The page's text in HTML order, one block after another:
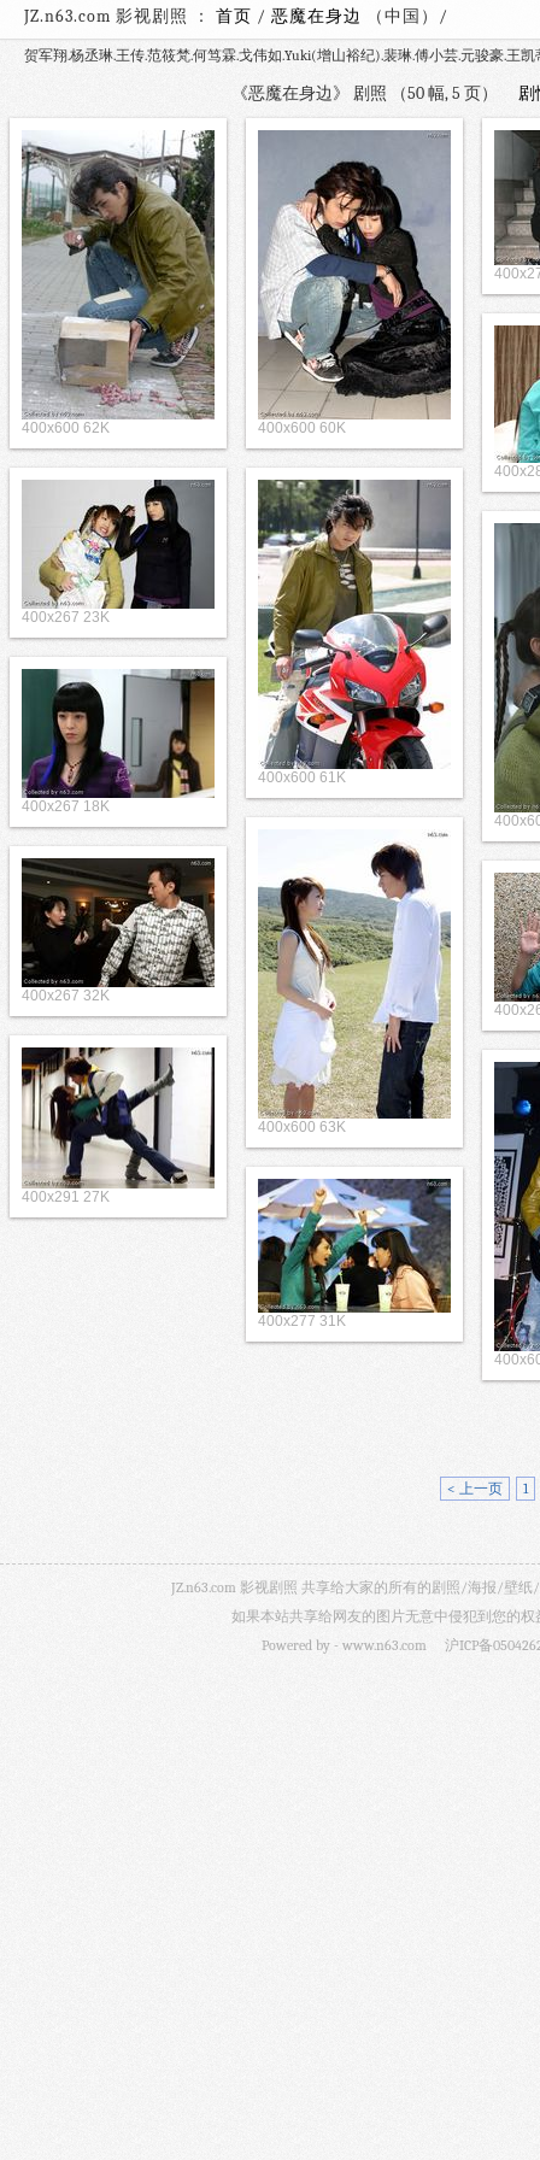
JZ.n63.com 影视剧照 ： 首页 / 恶魔在身边 （中国
贺军翔.杨丞琳.王传.范筱梵.何笃霖.戈伟如.Yuki(增山裕纪).裴琳.傅小芸.元骏豪.王凯
《恶魔在身边》 剧照 （50 幅, 5 页） 剧
400x600 62K 400x600 60K
400x267 23K
400x600 61K
400x267 18K
400x600 63K
400x267 32K
400x291 27K
400x277 31K
< 上一页 1
JZ.n63.com 影视剧照 共享给大家的所有的剧照/海报/壁
如果本站共享给网友的图片无意中侵犯到您的
Powered by - www.n63.com 沪ICP备